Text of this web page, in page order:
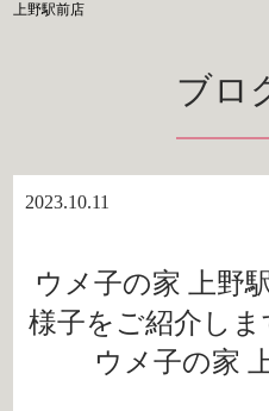
上野駅前店
ブロ
2023.10.11
ウメ子の家 上野
様子をご紹介しま
ウメ子の家